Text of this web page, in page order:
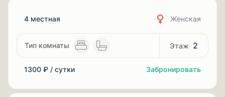
4 местная Женская
2
1300 ₽ / сутки Забронировать